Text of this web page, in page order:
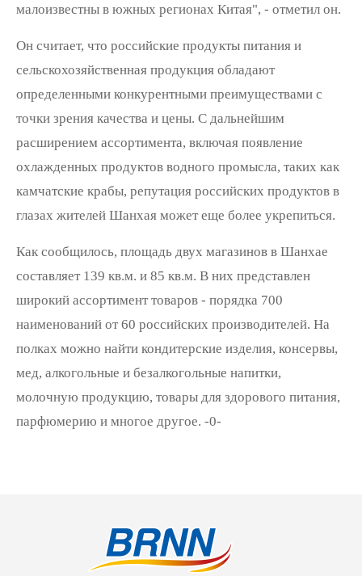
малоизвестны в южных регионах Китая", - отметил он.
Он считает, что российские продукты питания и
сельскохозяйственная продукция обладают
определенными конкурентными преимуществами с
точки зрения качества и цены. С дальнейшим
расширением ассортимента, включая появление
охлажденных продуктов водного промысла, таких как
камчатские крабы, репутация российских продуктов в
глазах жителей Шанхая может еще более укрепиться.
Как сообщилось, площадь двух магазинов в Шанхае
составляет 139 кв.м. и 85 кв.м. В них представлен
широкий ассортимент товаров - порядка 700
наименований от 60 российских производителей. На
полках можно найти кондитерские изделия, консервы,
мед, алкогольные и безалкогольные напитки,
молочную продукцию, товары для здорового питания,
парфюмерию и многое другое. -0-